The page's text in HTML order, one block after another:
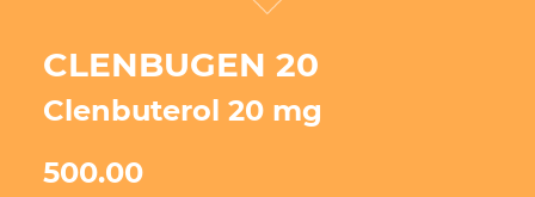
CLENBUGEN 20
Clenbuterol 20 mg
500.00